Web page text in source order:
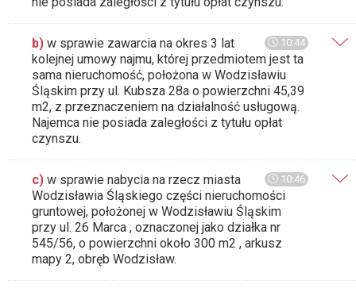
10:44
b) w sprawie zawarcia na okres 3 lat
kolejnej umowy najmu, której przedmiotem jest ta
sama nieruchomość, położona w Wodzisławiu
Śląskim przy ul. Kubsza 28a o powierzchni 45,39
m2, z przeznaczeniem na działalność usługową.
Najemca nie posiada zaległości z tytułu opłat
czynszu.
10:46
c) w sprawie nabycia na rzecz miasta
Wodzisławia Śląskiego części nieruchomości
gruntowej, położonej w Wodzisławiu Śląskim
przy ul. 26 Marca , oznaczonej jako działka nr
545/56, o powierzchni około 300 m2 , arkusz
mapy 2, obręb Wodzisław.